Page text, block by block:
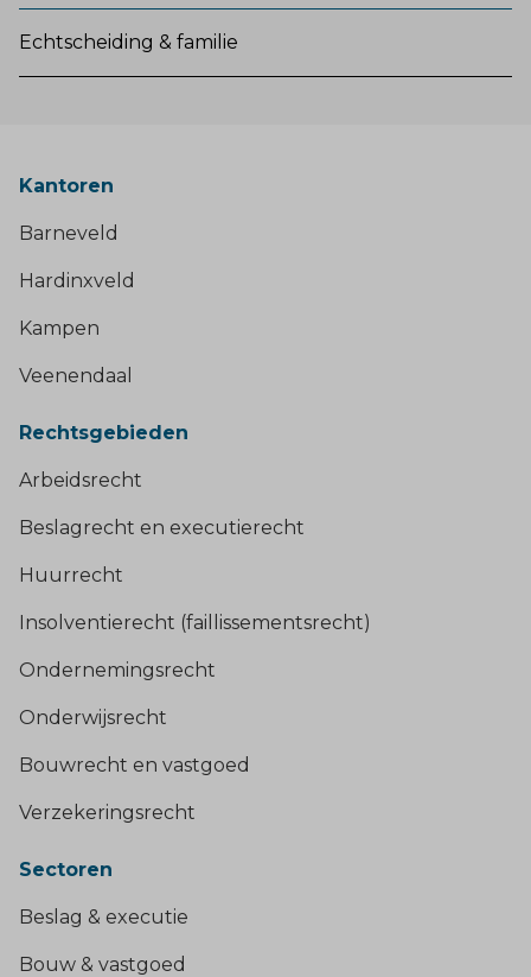
Echtscheiding & familie
Kantoren
Barneveld
Hardinxveld
Kampen
Veenendaal
Rechtsgebieden
Arbeidsrecht
Beslagrecht en executierecht
Huurrecht
Insolventierecht (faillissementsrecht)
Ondernemingsrecht
Onderwijsrecht
Bouwrecht en vastgoed
Verzekeringsrecht
Sectoren
Beslag & executie
Bouw & vastgoed